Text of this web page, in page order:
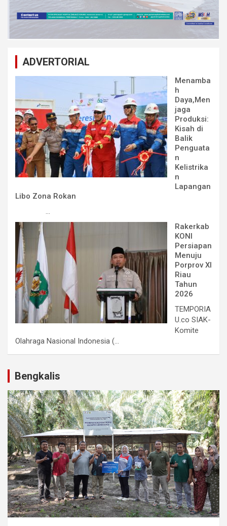
ADVERTORIAL
Menamba
h
Daya,Men
jaga
Produksi:
Kisah di
Balik
Penguata
n
Kelistrika
n
Lapangan
Libo Zona Rokan
...
Rakerkab
KONI
Persiapan
Menuju
Porprov XI
Riau
Tahun
2026
TEMPORIA
U.co SIAK-
Komite
Olahraga Nasional Indonesia (...
Bengkalis